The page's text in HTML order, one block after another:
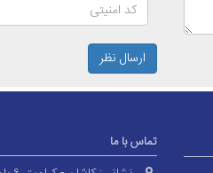
ارسال نظر
تماس با ما